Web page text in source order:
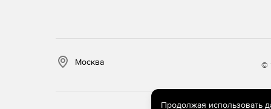
Москва ©
Продолжая использовать